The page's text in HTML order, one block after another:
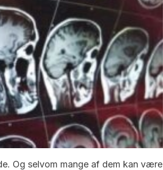
Og selvom mange af dem kan være